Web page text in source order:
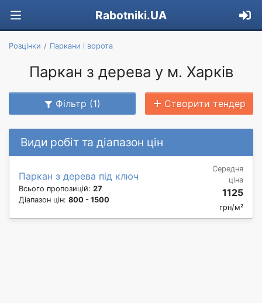
Rabotniki.UA
Розцінки Паркани і ворота
Паркан з дерева у м. Харків
Фільтр (1) Створити тендер
Види робіт та діапазон цін
Паркан з дерева під ключ
Всього пропозицій: 27
Діапазон цін: 800 - 1500
Середня
ціна
1125
грн/м²